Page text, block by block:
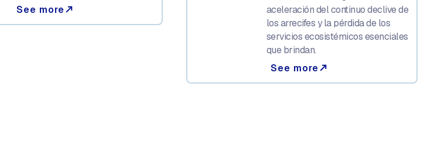
See more north_east
aceleración del continuo declive de
los arrecifes y la pérdida de los
servicios ecosistémicos esenciales
que brindan.
See more north_east